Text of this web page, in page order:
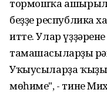
тормошҡа
беҙҙең республика
итте. Улар
тамашасыларҙың
Уҡыусыларҙа
мөһиме", - тине